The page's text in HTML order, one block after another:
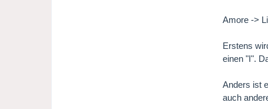
Amore ->
Erstens
einen "I".
Anders ist
auch